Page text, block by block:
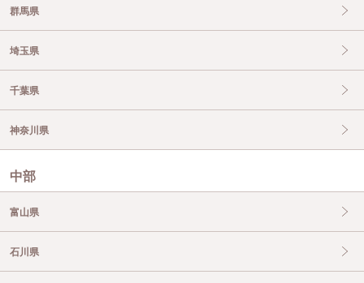
群馬県
埼玉県
千葉県
神奈川県
中部
富山県
石川県